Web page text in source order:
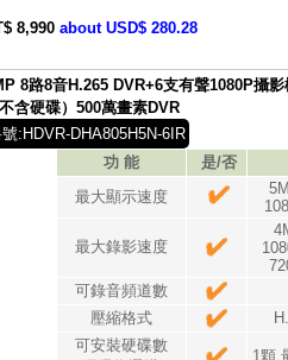
8,990 about USD$ 280.28
8路8音H.265 DVR+6支有聲1080P攝
不含硬碟）500萬畫素DVR
:HDVR-DHA805H5N-6IR
功 能
是/否
最大顯示速度
最大錄影速度
可錄音頻道數
壓縮格式
可安裝硬碟數
1顆,